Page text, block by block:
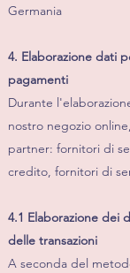
Germania
4. Elaborazione dati
pagamenti
Durante
nostro negozio
partner: fornitori di
credito, fornitori di
4.1 Elaborazione dei
delle transazioni
A seconda del